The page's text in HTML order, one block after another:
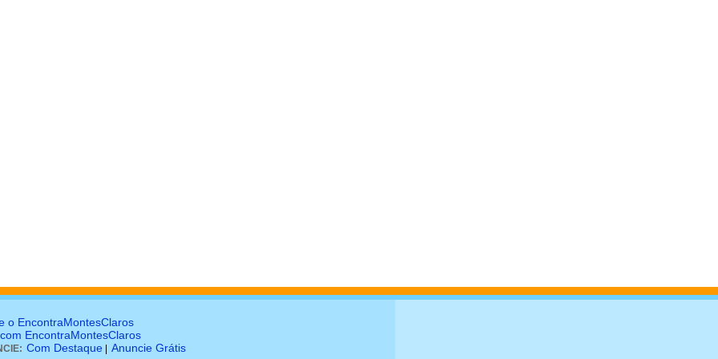
o EncontraMontesClaros
EncontraMontesClaros
Com Destaque Anuncie Grátis